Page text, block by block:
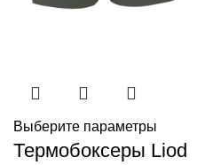
Выберите параметры
Термобоксеры Liod